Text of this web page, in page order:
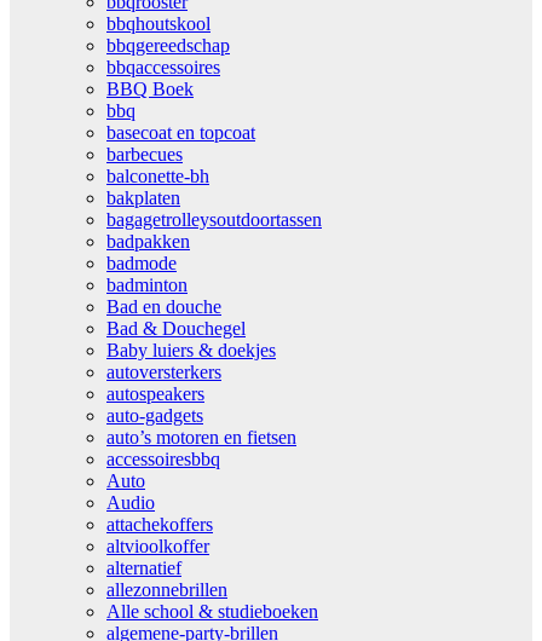
bbqhoutskool
bbqgereedschap
bbqaccessoires
BBQ Boek
bbq
basecoat en topcoat
barbecues
balconette-bh
bakplaten
bagagetrolleysoutdoortassen
badpakken
badmode
badminton
Bad en douche
Bad & Douchegel
Baby luiers & doekjes
autoversterkers
autospeakers
auto-gadgets
auto’s motoren en fietsen
accessoiresbbq
Auto
Audio
attachekoffers
altvioolkoffer
alternatief
allezonnebrillen
Alle school & studieboeken
algemene-party-brillen